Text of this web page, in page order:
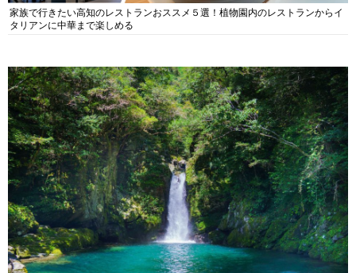
家族で行きたい高知のレストランおススメ５選！植物園内のレストランからイ
タリアンに中華まで楽しめる